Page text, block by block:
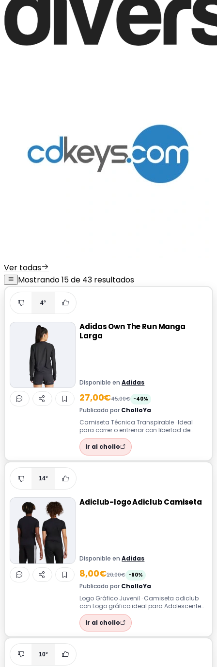
Ver todas
Mostrando 15 de 43 resultados
4°
Adidas Own The Run Manga
Larga
Disponible enAdidas
27,00€45,00€ -40%
Publicado por CholloYa
Camiseta Técnica Transpirable · Ideal
para correr o entrenar con libertad de
movimiento gracias a su tejido transpira...
Ir al chollo
14°
Adiclub-logo Adiclub Camiseta
Disponible enAdidas
8,00€20,00€ -60%
Publicado por CholloYa
Logo Gráfico Juvenil · Camiseta adiclub
con Logo gráfico ideal para Adolescentes
que buscan un look deportivo y cómod...
Ir al chollo
10°